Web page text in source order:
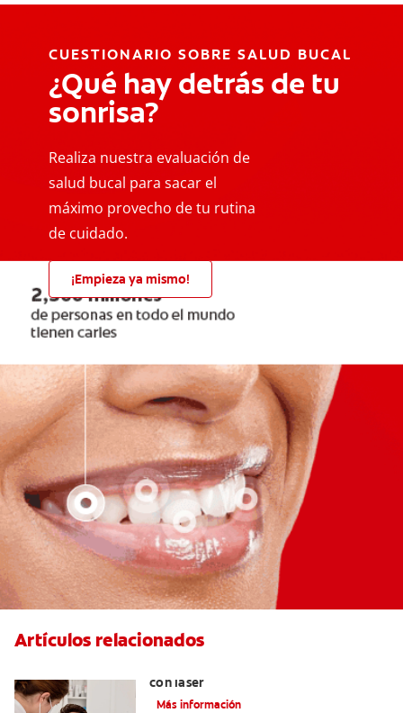
CUESTIONARIO SOBRE SALUD BUCAL
¿Qué hay detrás de tu
sonrisa?
Realiza nuestra evaluación de
salud bucal para sacar el
máximo provecho de tu rutina
de cuidado.
¡Empieza ya mismo!
Artículos relacionados
con láser
Más información